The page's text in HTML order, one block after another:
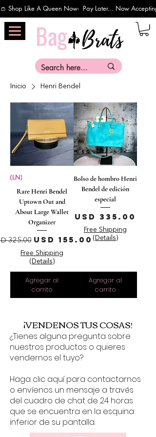
👛 Shop Like A Queen Now-  Pay Later... Now
Inicio Henri Bendel
(LN)
Rare Henri Bendel
Uptown Out and
About Large Wallet
Organizer
325.00 Precio de oferta
USD 155.00
Free Shipping
(Details)
Agregar al
carrito
Bolso de hombro Henri
Bendel de edición
especial
Precio
USD 335.00
Free Shipping
(Details)
Agregar al
carrito
¡VENDENOS TUS COSAS!
¿Tienes alguna pregunta sobre
nuestros productos o quieres
vendernos el tuyo?
Haga clic aquí para contactarnos
o envíenos un mensaje a través
del cuadro de chat de 24 horas
que se encuentra en la esquina
inferior de su pantalla.